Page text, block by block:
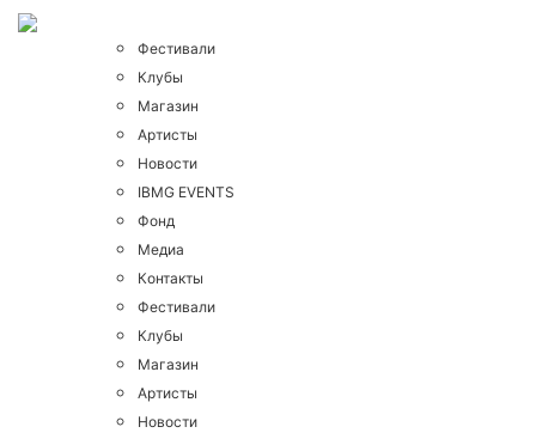
Фестивали
Клубы
Магазин
Артисты
Новости
IBMG EVENTS
Фонд
Медиа
Контакты
Фестивали
Клубы
Магазин
Артисты
Новости